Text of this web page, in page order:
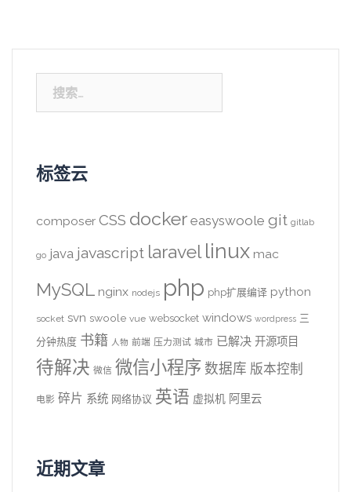
索：
标签云
composer CSS docker easyswoole git gitlab
go java javascript laravel linux mac
MySQL nginx nodejs php php扩展编译 python
socket svn swoole vue websocket windows wordpress 三
分钟热度 书籍 人物 前端 压力测试 城市 已解决 开源项目
待解决 微信 微信小程序 数据库 版本控制
电影 碎片 系统 网络协议 英语 虚拟机 阿里云
近期文章